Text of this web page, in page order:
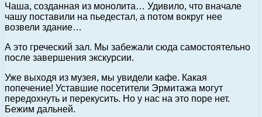
Чаша, созданная из монолита… Удивило, что вначале
чашу поставили на пьедестал, а потом вокруг нее
возвели здание…
А это греческий зал. Мы забежали сюда самостоятельно
после завершения экскурсии.
Уже выходя из музея, мы увидели кафе. Какая
попечение! Уставшие посетители Эрмитажа могут
передохнуть и перекусить. Но у нас на это поре нет.
Бежим дальней.